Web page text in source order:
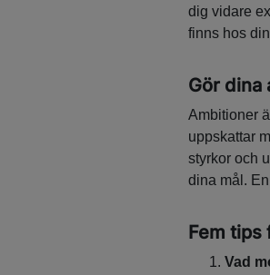
dig vidare
finns hos
Gör dina
Ambitioner
uppskattar
styrkor och
dina mål.
Fem tips
Vad